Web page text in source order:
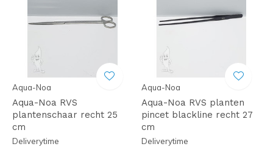
Aqua-Noa
Aqua-Noa RVS
plantenschaar recht 25
cm
Deliverytime
Aqua-Noa
Aqua-Noa RVS planten
pincet blackline recht 27
cm
Deliverytime